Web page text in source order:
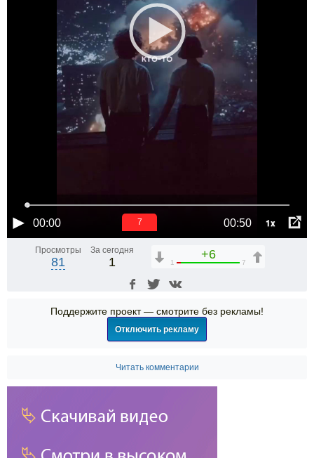
00:00 00:50 1x
6
Просмотры
81
За сегодня
1
+6
1 7
Поддержите проект — смотрите без рекламы!
Отключить рекламу
Читать комментарии